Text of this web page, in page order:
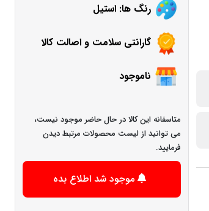
رنگ ها: استیل
گارانتی سلامت و اصالت کالا
ناموجود
متاسفانه این کالا در حال حاضر موجود نیست،
می توانید از لیست محصولات مرتبط دیدن
فرمایید.
موجود شد اطلاع بده